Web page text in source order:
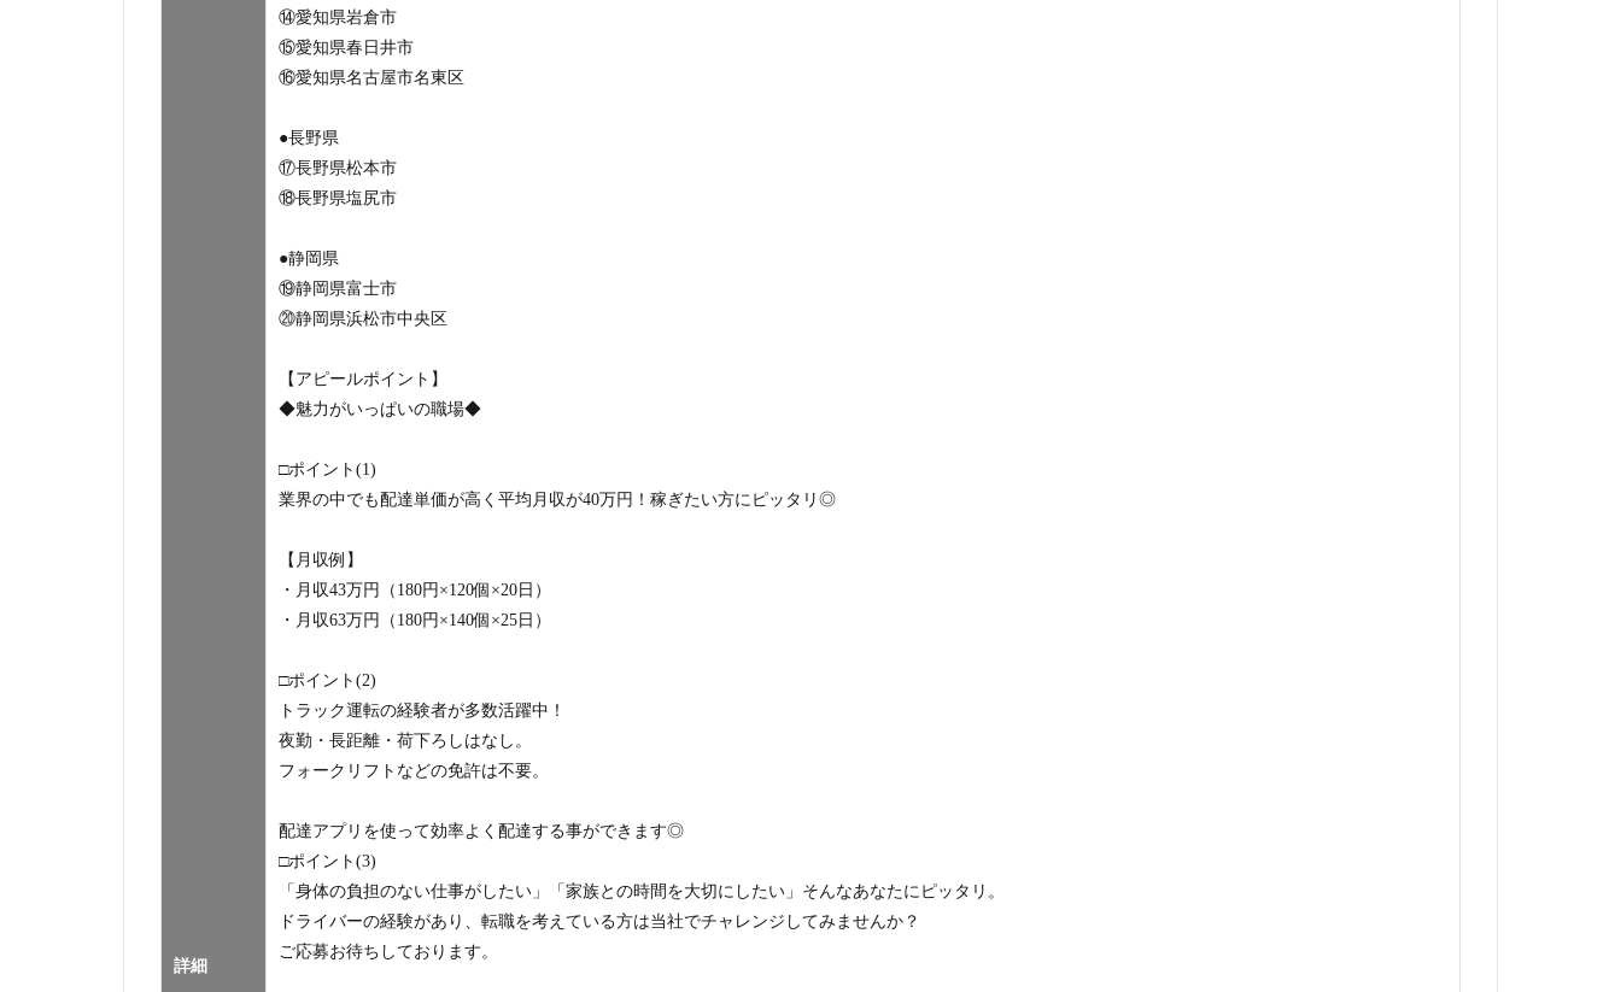
詳細
⑭愛知県岩倉市
⑮愛知県春日井市
⑯愛知県名古屋市名東区
●長野県
⑰長野県松本市
⑱長野県塩尻市
●静岡県
⑲静岡県富士市
⑳静岡県浜松市中央区
【アピールポイント】
◆魅力がいっぱいの職場◆
□ポイント(1)
業界の中でも配達単価が高く平均月収が40万円！稼ぎたい方にピッタリ◎
【月収例】
・月収43万円（180円×120個×20日）
・月収63万円（180円×140個×25日）
□ポイント(2)
トラック運転の経験者が多数活躍中！
夜勤・長距離・荷下ろしはなし。
フォークリフトなどの免許は不要。
配達アプリを使って効率よく配達する事ができます◎
□ポイント(3)
「身体の負担のない仕事がしたい」「家族との時間を大切にしたい」そんなあなたにピッタリ。
ドライバーの経験があり、転職を考えている方は当社でチャレンジしてみませんか？
ご応募お待ちしております。